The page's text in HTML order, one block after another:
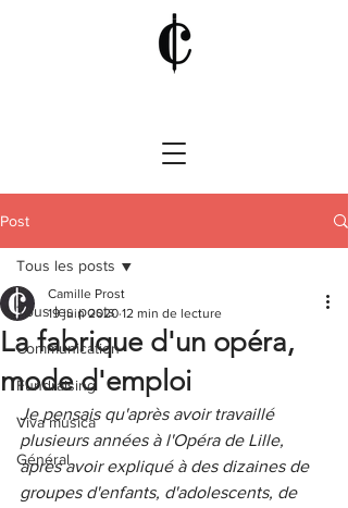
Post
Tous les posts
Communication
Fundraising
Viva musica
Général
Tous les posts
La fabrique d'un opéra,
mode d'emploi
Camille Prost
19 juin 2020 12 min de lecture
Je pensais qu'après avoir travaillé
plusieurs années à l'Opéra de Lille,
après avoir expliqué à des dizaines de
groupes d'enfants, d'adolescents, de